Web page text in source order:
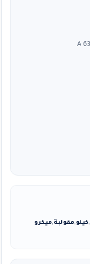
,كيلو,مقولبة,ميكرو